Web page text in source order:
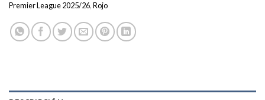
Premier League 2025/26,Rojo